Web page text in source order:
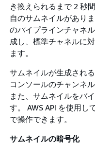
き換えられるまで 2 秒
自のサムネイルがあり
のパイプラインチャネ
成し、標準チャネルに
ます。
サムネイルが生成され
コンソールのチャンネ
また、サムネイルをバ
す。 AWS API を使用し
で操作できます。
サムネイルの暗号化